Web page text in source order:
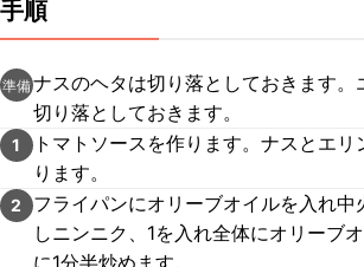
手順
準備ナスのヘタは切り落としておきます。
切り落としておきます。
1
トマトソースを作ります。ナスとエ
ります。
2
フライパンにオリーブオイルを入れ中
しニンニク、1を入れ全体にオリーブ
に1分半炒めます。